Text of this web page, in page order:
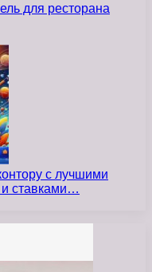
для ресторана
с лучшими
ставками…